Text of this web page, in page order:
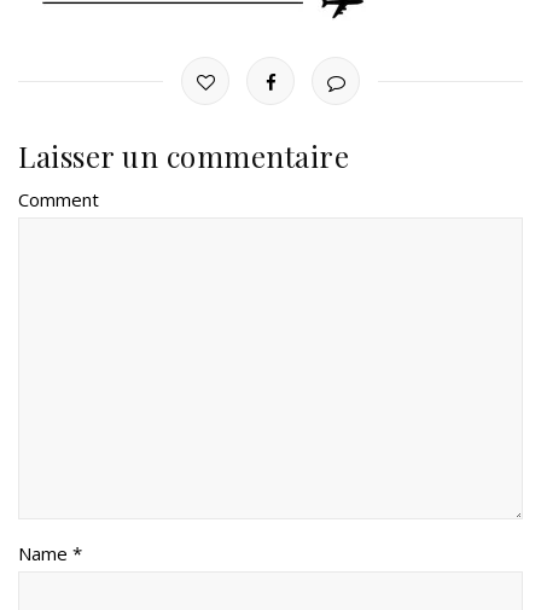
Laisser un commentaire
Comment
Name *